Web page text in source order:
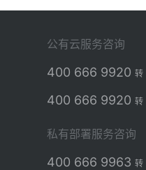
公有云服务咨询
400 666 9920 转
400 666 9920 转
私有部署服务咨询
400 666 9963 转